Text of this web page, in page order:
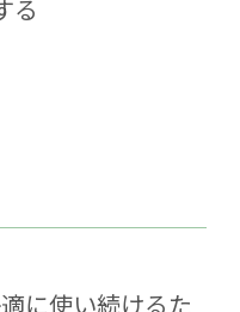
る
に使い続けるた